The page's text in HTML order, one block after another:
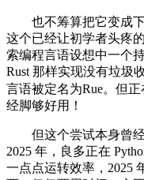
也不筹算把它变成下
这个已经让初学者头疼
索编程言语设想中一个
Rust 那样实现没有垃圾
言语被定名为Rue。但正
经脚够好用！
但这个尝试本身曾经
2025 年，良多正在
一点点运转效率，2025